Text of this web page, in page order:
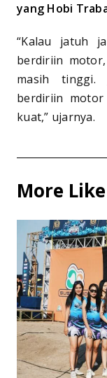
yang Hobi
“Kalau jatuh
berdiriin
masih tinggi.
berdiriin
kuat,” ujarnya.
More